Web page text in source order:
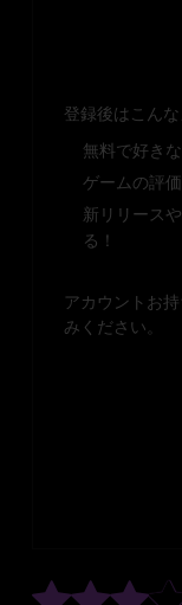
登録後はこんな
無料で好き
ゲームの評
新リリース
る！
アカウントお持
みください。